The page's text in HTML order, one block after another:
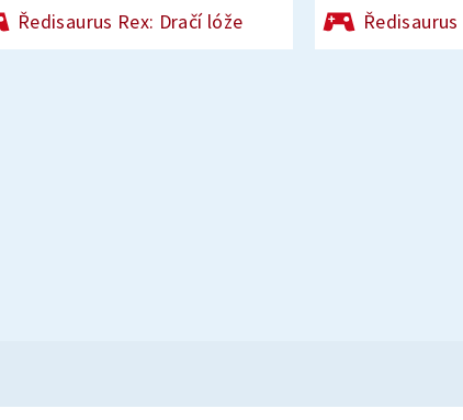
Ředisaurus Rex: Dračí lóže